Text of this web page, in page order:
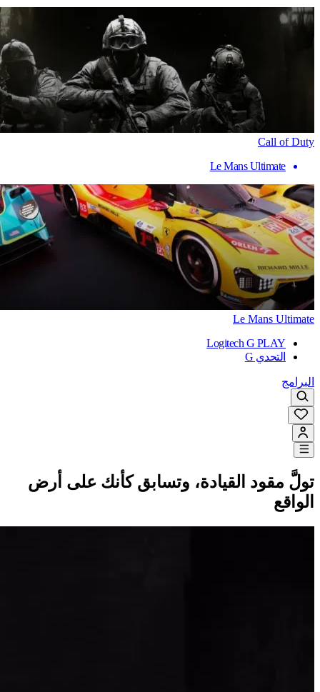
Call of Duty
Le Mans Ultimate
Le Mans Ultimate
Logitech G PLAY
التحدي G
البرامج
تولَّ مقود القيادة، وتسابق كأنك على أرض
الواقع